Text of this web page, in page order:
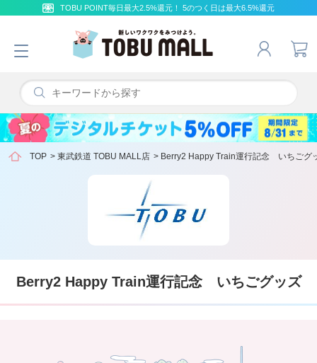
TOBU POINT毎日最大2.5%還元！ 5のつく日は最大6.5%還元
TOP > 東武鉄道 TOBU MALL店 > Berry2 Happy Train運行記念 いちごグ
Berry2 Happy Train運行記念 いちごグッズ